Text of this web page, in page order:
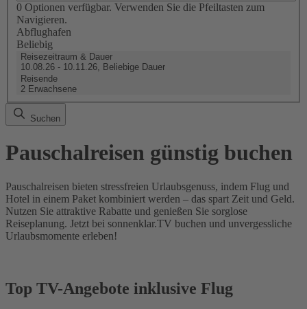
0 Optionen verfügbar. Verwenden Sie die Pfeiltasten zum
Navigieren.
Abflughafen
Beliebig
Reisezeitraum & Dauer
10.08.26 - 10.11.26, Beliebige Dauer
Reisende
2 Erwachsene
Suchen
Pauschalreisen günstig buchen
Pauschalreisen bieten stressfreien Urlaubsgenuss, indem Flug und
Hotel in einem Paket kombiniert werden – das spart Zeit und Geld.
Nutzen Sie attraktive Rabatte und genießen Sie sorglose
Reiseplanung. Jetzt bei sonnenklar.TV buchen und unvergessliche
Urlaubsmomente erleben!
Top TV-Angebote inklusive Flug